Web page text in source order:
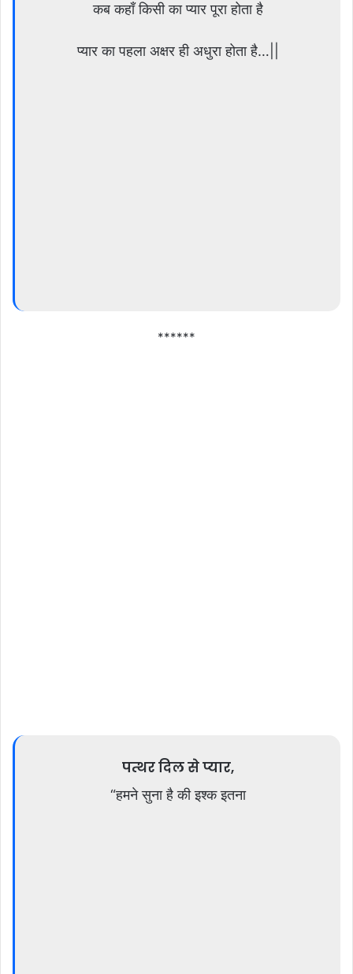
कब कहाँ किसी का प्यार पूरा होता है
प्यार का पहला अक्षर ही अधुरा होता है…||
******
पत्थर दिल से प्यार,
“हमने सुना है की इश्क इतना